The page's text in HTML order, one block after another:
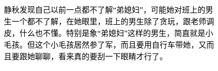
静秋发现自己以前一点都不了解“弟媳妇”，可能她对班上的男
生一个都不了解，在她眼里，班上的男生除了贪玩，跟老师调
皮，什么也不懂。特别是象“弟媳妇”这样的男生，简直就是小
毛孩。但这个小毛孩居然参了军，而且要用自行车带她，又而
且要跟她聊聊，看来真的要刮一下眼睛才行了。